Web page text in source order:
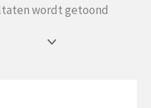
wordt getoond